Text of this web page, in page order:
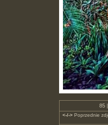
85 |
<-/->Poprzednie